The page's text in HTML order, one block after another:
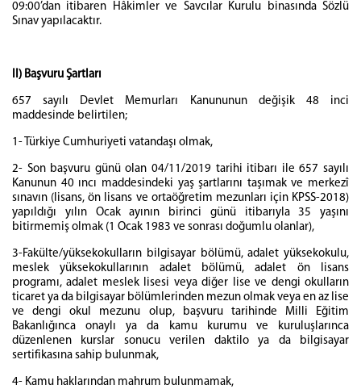
09:00’dan itibaren Hâkimler ve Savcılar Kurulu binasında Sözlü
Sınav yapılacaktır.
II) Başvuru Şartları
657 sayılı Devlet Memurları Kanununun değişik 48 inci
maddesinde belirtilen;
1- Türkiye Cumhuriyeti vatandaşı olmak,
2- Son başvuru günü olan 04/11/2019 tarihi itibarı ile 657 sayılı
Kanunun 40 ıncı maddesindeki yaş şartlarını taşımak ve merkezî
sınavın (lisans, ön lisans ve ortaöğretim mezunları için KPSS-2018)
yapıldığı yılın Ocak ayının birinci günü itibarıyla 35 yaşını
bitirmemiş olmak (1 Ocak 1983 ve sonrası doğumlu olanlar),
3-Fakülte/yüksekokulların bilgisayar bölümü, adalet yüksekokulu,
meslek yüksekokullarının adalet bölümü, adalet ön lisans
programı, adalet meslek lisesi veya diğer lise ve dengi okulların
ticaret ya da bilgisayar bölümlerinden mezun olmak veya en az lise
ve dengi okul mezunu olup, başvuru tarihinde Milli Eğitim
Bakanlığınca onaylı ya da kamu kurumu ve kuruluşlarınca
düzenlenen kurslar sonucu verilen daktilo ya da bilgisayar
sertifikasına sahip bulunmak,
4- Kamu haklarından mahrum bulunmamak,